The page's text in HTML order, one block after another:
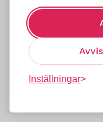
Inställningar